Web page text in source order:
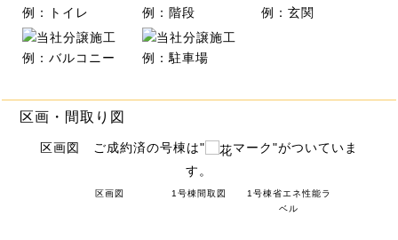
区画・間取り図
区画図 ご成約済の号棟は"
マーク"がついていま
す。
区画図 1号棟間取図
1号棟省エネ性能ラ
ベル